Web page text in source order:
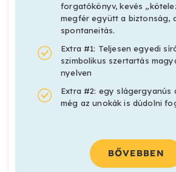
forgatókönyv, kevés
megfér együtt a biztonság,
spontaneitás.
Extra #1: Teljesen egyedi
szimbolikus szertartás
nyelven
Extra #2: egy slágergyanús
még az unokák is dúdolni
BŐVEBBEN